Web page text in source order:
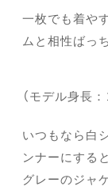
一枚でも着や
ムと相性ばっ
（モデル身長
いつもなら白
ンナーにする
グレーのジャ